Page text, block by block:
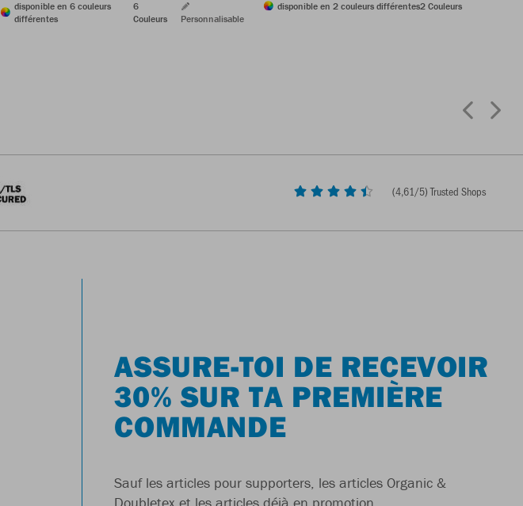
disponible en 6 couleurs
différentes
6
Couleurs
Personnalisable
disponible en 2 couleurs différentes2 Couleurs
(4,61/5) Trusted Shops
ASSURE-TOI DE RECEVOIR
30% SUR TA PREMIÈRE
COMMANDE
Sauf les articles pour supporters, les articles Organic &
Doubletex et les articles déjà en promotion